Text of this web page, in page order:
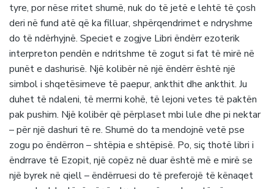
tyre, por nëse rritet shumë, nuk do të jetë e lehtë të çosh
deri në fund atë që ka filluar, shpërqendrimet e ndryshme
do të ndërhyjnë. Speciet e zogjve Libri ëndërr ezoterik
interpreton pendën e ndritshme të zogut si fat të mirë në
punët e dashurisë. Një kolibër në një ëndërr është një
simbol i shqetësimeve të paepur, ankthit dhe ankthit. Ju
duhet të ndaleni, të merrni kohë, të lejoni vetes të paktën
pak pushim. Një kolibër që përplaset mbi lule dhe pi nektar
– për një dashuri të re. Shumë do ta mendojnë vetë pse
zogu po ëndërron – shtëpia e shtëpisë. Po, siç thotë libri i
ëndrrave të Ezopit, një copëz në duar është më e mirë se
një byrek në qiell – ëndërruesi do të preferojë të kënaqet